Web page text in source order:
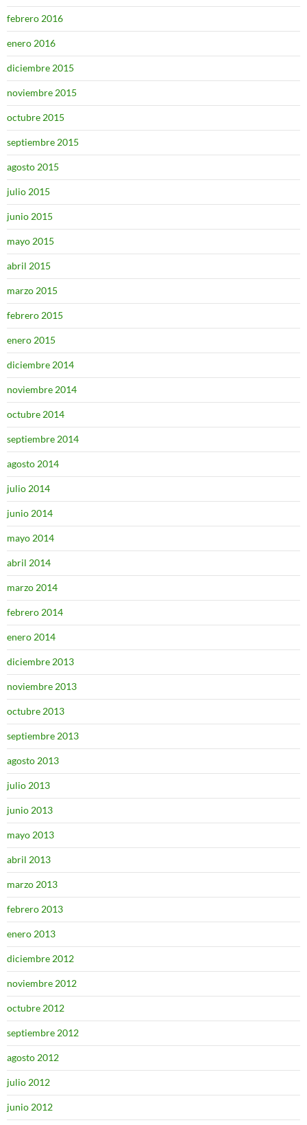
febrero 2016
enero 2016
diciembre 2015
noviembre 2015
octubre 2015
septiembre 2015
agosto 2015
julio 2015
junio 2015
mayo 2015
abril 2015
marzo 2015
febrero 2015
enero 2015
diciembre 2014
noviembre 2014
octubre 2014
septiembre 2014
agosto 2014
julio 2014
junio 2014
mayo 2014
abril 2014
marzo 2014
febrero 2014
enero 2014
diciembre 2013
noviembre 2013
octubre 2013
septiembre 2013
agosto 2013
julio 2013
junio 2013
mayo 2013
abril 2013
marzo 2013
febrero 2013
enero 2013
diciembre 2012
noviembre 2012
octubre 2012
septiembre 2012
agosto 2012
julio 2012
junio 2012